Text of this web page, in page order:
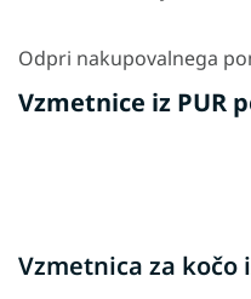
Vzmetnice iz PUR
Odpri nakupovalnega
Vzmetnica za kočo